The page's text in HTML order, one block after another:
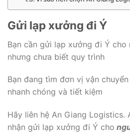
Gửi lạp xưởng đi Ý
Bạn cần gửi lạp xưởng đi Ý cho
nhưng chưa biết quy trình
Bạn đang tìm đơn vị vận
nhanh chóng và tiết kiệm
Hãy liên hệ An Giang Logistics.
nhận gửi lạp xưởng đi Ý cho